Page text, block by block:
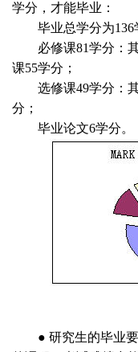
学分，才能毕业：
毕业总学分为136
必修课81学分：
课55学分；
选修课49学分：
分；
毕业论文6学分。
● 研究生的毕业